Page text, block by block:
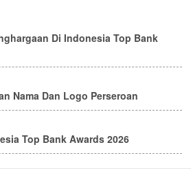
Di Indonesia Top Bank
Nama Dan Logo Perseroan
Top Bank Awards 2026